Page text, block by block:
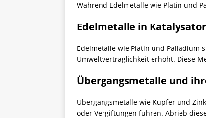
Während Edelmetalle wie Platin und
Edelmetalle in
Edelmetalle wie Platin und Palladium
Umweltverträglichkeit erhöht. Diese
Übergangsmetalle und
Übergangsmetalle wie Kupfer und
oder Vergiftungen führen. Abrieb